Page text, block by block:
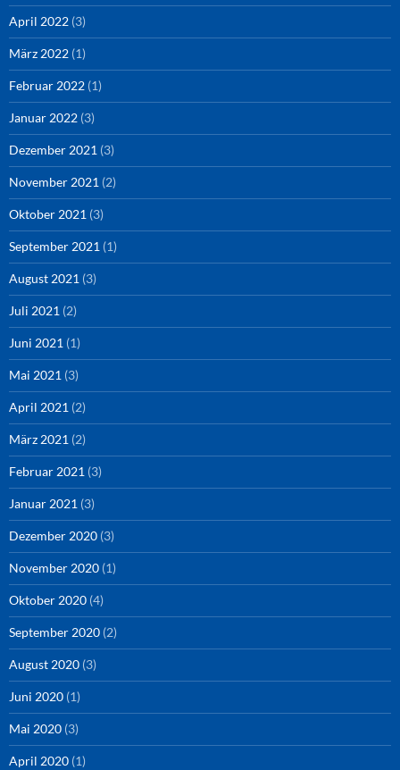
April 2022 (3)
März 2022 (1)
Februar 2022 (1)
Januar 2022 (3)
Dezember 2021 (3)
November 2021 (2)
Oktober 2021 (3)
September 2021 (1)
August 2021 (3)
Juli 2021 (2)
Juni 2021 (1)
Mai 2021 (3)
April 2021 (2)
März 2021 (2)
Februar 2021 (3)
Januar 2021 (3)
Dezember 2020 (3)
November 2020 (1)
Oktober 2020 (4)
September 2020 (2)
August 2020 (3)
Juni 2020 (1)
Mai 2020 (3)
April 2020 (1)